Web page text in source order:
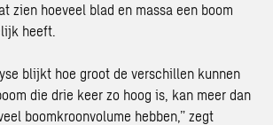
zien hoeveel blad en massa een boom
heeft.
blijkt hoe groot de verschillen kunnen
die drie keer zo hoog is, kan meer dan
boomkroonvolume hebben,” zegt